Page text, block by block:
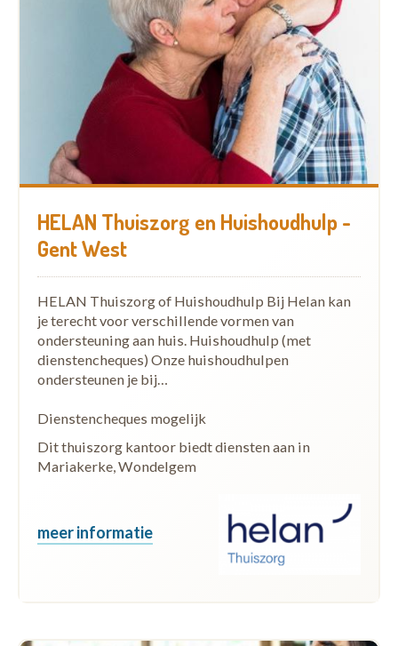
HELAN Thuiszorg en Huishoudhulp -
Gent West
HELAN Thuiszorg of Huishoudhulp Bij Helan kan
je terecht voor verschillende vormen van
ondersteuning aan huis. Huishoudhulp (met
dienstencheques) Onze huishoudhulpen
ondersteunen je bij…
Dienstencheques mogelijk
Dit thuiszorg kantoor biedt diensten aan in
Mariakerke, Wondelgem
meer informatie